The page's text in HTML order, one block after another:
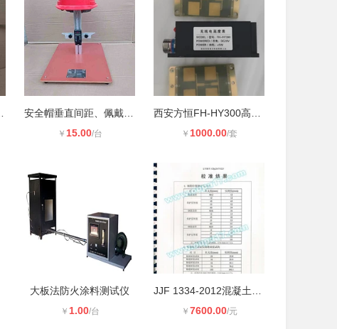
￥ 15.00/台 ￥ 1000.00/套
大板法防火涂料测试仪
￥ 1.00/台 ￥ 7600.00/元